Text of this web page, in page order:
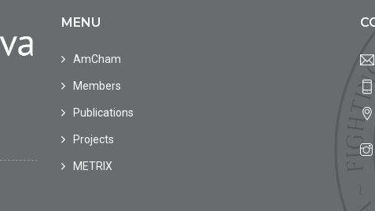
MENU
AmCham
Members
Publications
Projects
METRIX